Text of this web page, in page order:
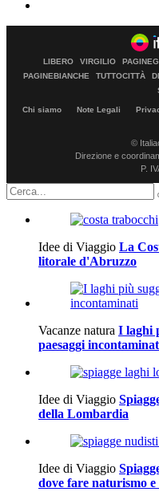
LIBERO VIRGILIO
PAGINEBIANCHE
TUTTOCITTÀ
Chi siamo Note Legali
©
Direzione e
P.
Idee di Viaggio La
litorale d'Abruzzo
Vacanze natura I laghi
paesaggi
Idee di Viaggio
della Lombardia
Idee di Viaggio
dove fare naturismo